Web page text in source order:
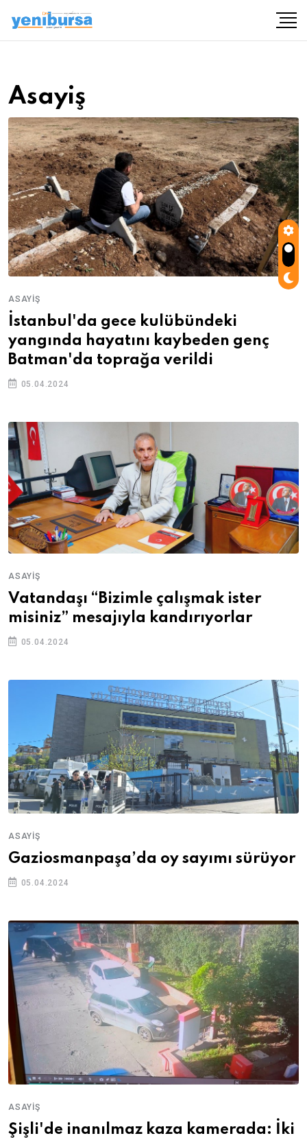
Asayiş
ASAYIŞ
İstanbul'da gece kulübündeki
yangında hayatını kaybeden genç
Batman'da toprağa verildi
05.04.2024
ASAYIŞ
Vatandaşı “Bizimle çalışmak ister
misiniz” mesajıyla kandırıyorlar
05.04.2024
ASAYIŞ
Gaziosmanpaşa’da oy sayımı sürüyor
05.04.2024
ASAYIŞ
Şişli'de inanılmaz kaza kamerada: İki